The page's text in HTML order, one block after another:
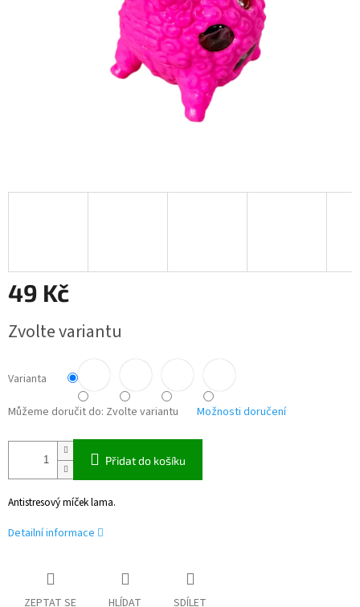
49 Kč
cena:
Zvolte variantu
Varianta
Můžeme doručit do: Zvolte variantu Možnosti doručení
Přidat do košíku
Antistresový míček lama.
Detailní informace
ZEPTAT SE HLÍDAT SDÍLET